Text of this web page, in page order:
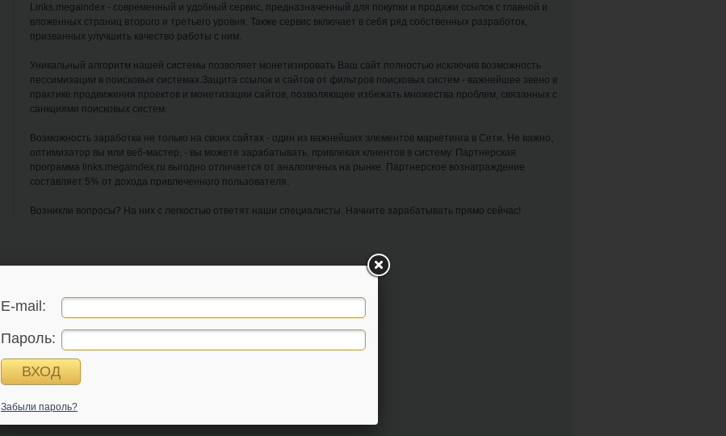
Links.megaindex - современный и удобный сервис, предназначенный для покупки и продажи ссылок с главной и
вложенных страниц второго и третьего уровня. Также сервис включает в себя ряд собственных разработок,
призванных улучшить качество работы с ним.
Уникальный алгоритм нашей системы позволяет монетизировать Ваш сайт полностью исключив возможность
пессимизации в поисковых системах.Защита ссылок и сайтов от фильтров поисковых систем - важнейшее звено в
практике продвижения проектов и монетизации сайтов, позволяющее избежать множества проблем, связанных с
санкциями поисковых систем.
Возможность заработка не только на своих сайтах - один из важнейших элементов маркетинга в Сети. Не важно,
оптимизатор вы или веб-мастер, - вы можете зарабатывать, привлекая клиентов в систему. Партнерская
программа links.megaindex.ru выгодно отличается от аналогичных на рынке. Партнерское вознаграждение
составляет 5% от дохода привлеченного пользователя.
Возникли вопросы? На них с легкостью ответят наши специалисты. Начните зарабатывать прямо сейчас!
E-mail:
Пароль:
Забыли пароль?